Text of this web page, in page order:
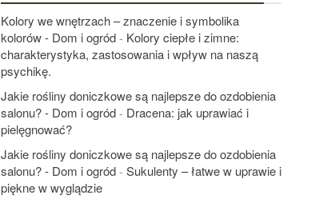
Kolory we wnętrzach – znaczenie i symbolika
kolorów - Dom i ogród - Kolory ciepłe i zimne:
charakterystyka, zastosowania i wpływ na naszą
psychikę.
Jakie rośliny doniczkowe są najlepsze do ozdobienia
salonu? - Dom i ogród - Dracena: jak uprawiać i
pielęgnować?
Jakie rośliny doniczkowe są najlepsze do ozdobienia
salonu? - Dom i ogród - Sukulenty – łatwe w uprawie i
piękne w wyglądzie